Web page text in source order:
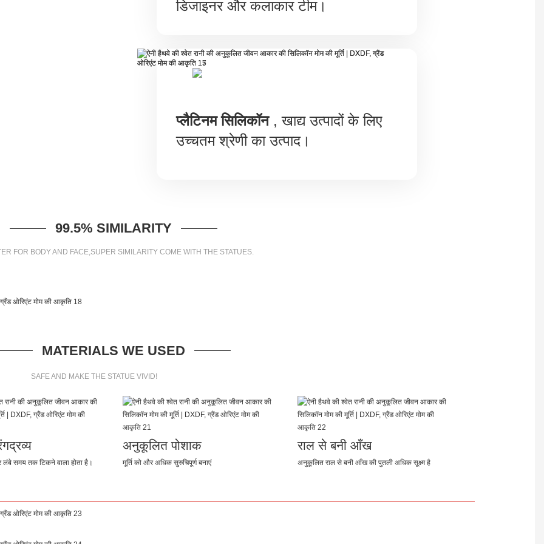
डिजाइनर और कलाकार टीम।
प्लैटिनम सिलिकॉन, खाद्य उत्पादों के लिए
उच्चतम श्रेणी का उत्पाद।
99.5% SIMILARITY
FOR BODY AND FACE,SUPER SIMILARITY COME WITH THE STATUES.
MATERIALS WE USED
SAFE AND MAKE THE STATUE VIVID!
समय तक टिकने वाला होता है।
अनुकूलित पोशाक
मूर्ति को और अधिक सुरुचिपूर्ण बनाएं
राल से बनी आँख
अनुकूलित राल से बनी आँख की पुतली अधिक सूक्ष्म है